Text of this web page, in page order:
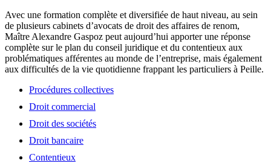
Avec une formation complète et diversifiée de haut niveau, au sein
de plusieurs cabinets d’avocats de droit des affaires de renom,
Maître Alexandre Gaspoz peut aujourd’hui apporter une réponse
complète sur le plan du conseil juridique et du contentieux aux
problématiques afférentes au monde de l’entreprise, mais également
aux difficultés de la vie quotidienne frappant les particuliers à Peille.
Procédures collectives
Droit commercial
Droit des sociétés
Droit bancaire
Contentieux